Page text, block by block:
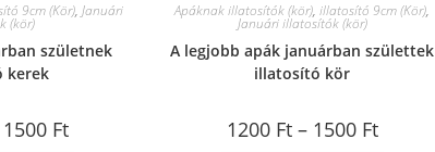
9cm (Kör),Januári
(kör)
születnek
kerek
1500 Ft
Apáknak illatosítók (kör),illatosító 9cm (Kör),
Januári illatosítók (kör)
A legjobb apák januárban születtek
illatosító kör
1200 Ft– 1500 Ft